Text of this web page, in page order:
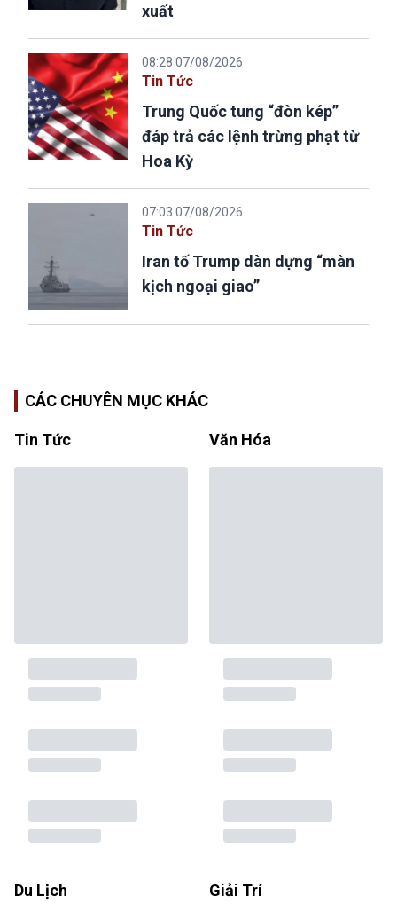
xuất
08:28 07/08/2026
Tin Tức
Trung Quốc tung “đòn kép”
đáp trả các lệnh trừng phạt từ
Hoa Kỳ
07:03 07/08/2026
Tin Tức
Iran tố Trump dàn dựng “màn
kịch ngoại giao”
CÁC CHUYÊN MỤC KHÁC
Tin Tức Văn Hóa
Du Lịch Giải Trí